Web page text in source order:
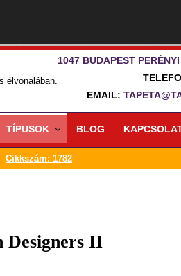
élvonalában.
1047 BUDAPEST
EMAIL:
TÍPUSOK BLOG
Cikkszám: 1782
Designers II